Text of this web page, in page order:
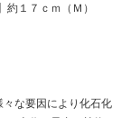
１７ｃｍ（Ｍ）
な要因により化石化